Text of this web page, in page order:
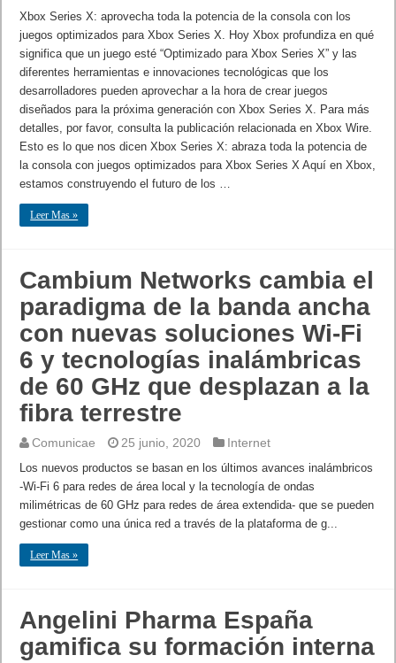
Xbox Series X: aprovecha toda la potencia de la consola con los
juegos optimizados para Xbox Series X. Hoy Xbox profundiza en qué
significa que un juego esté “Optimizado para Xbox Series X” y las
diferentes herramientas e innovaciones tecnológicas que los
desarrolladores pueden aprovechar a la hora de crear juegos
diseñados para la próxima generación con Xbox Series X. Para más
detalles, por favor, consulta la publicación relacionada en Xbox Wire.
Esto es lo que nos dicen Xbox Series X: abraza toda la potencia de
la consola con juegos optimizados para Xbox Series X Aquí en Xbox,
estamos construyendo el futuro de los …
Leer Mas »
Cambium Networks cambia el
paradigma de la banda ancha
con nuevas soluciones Wi-Fi
6 y tecnologías inalámbricas
de 60 GHz que desplazan a la
fibra terrestre
Comunicae 25 junio, 2020 Internet
Los nuevos productos se basan en los últimos avances inalámbricos
-Wi-Fi 6 para redes de área local y la tecnología de ondas
milimétricas de 60 GHz para redes de área extendida- que se pueden
gestionar como una única red a través de la plataforma de g...
Leer Mas »
Angelini Pharma España
gamifica su formación interna